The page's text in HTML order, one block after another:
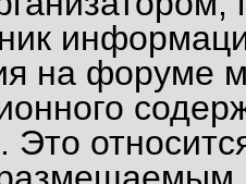
на форуме
Это